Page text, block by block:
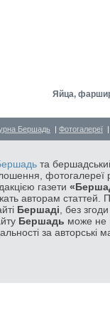
Яйца,
Бершадь | Фотогалереї
та
фотогалереї
газети
авторам статтей.
Бершаді , без
Бершадь може не
за авторські